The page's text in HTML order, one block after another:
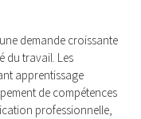
demande croissante
du travail. Les
apprentissage
de compétences
professionnelle,